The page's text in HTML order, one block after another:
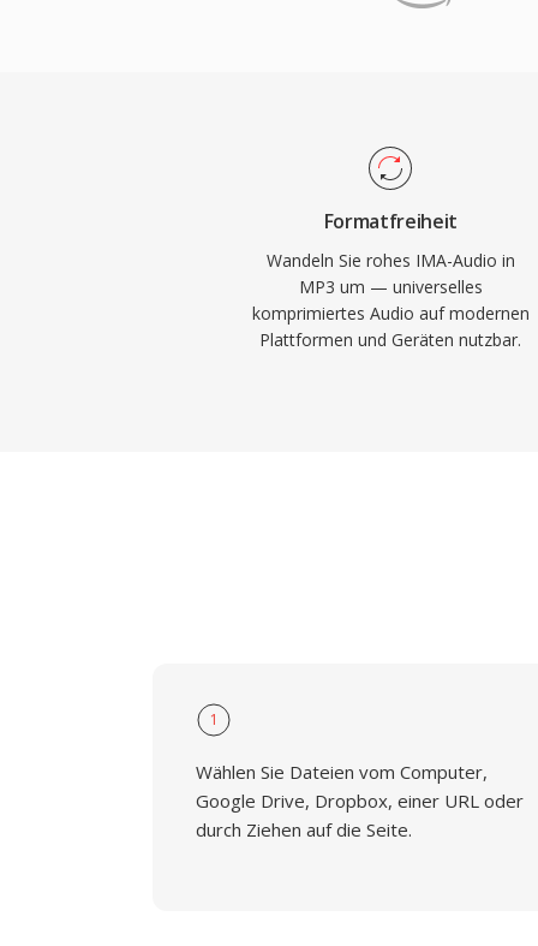
unterstützten Audioformate, kompatibel
Formatfreiheit
Wandeln Sie rohes IMA-Audio in
MP3 um — universelles
komprimiertes Audio auf modernen
Plattformen und Geräten nutzbar.
1
Wählen Sie Dateien vom Computer,
Google Drive, Dropbox, einer URL oder
durch Ziehen auf die Seite.